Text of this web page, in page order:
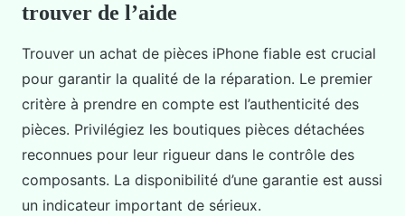
trouver de l’aide
Trouver un achat de pièces iPhone fiable est crucial
pour garantir la qualité de la réparation. Le premier
critère à prendre en compte est l’authenticité des
pièces. Privilégiez les boutiques pièces détachées
reconnues pour leur rigueur dans le contrôle des
composants. La disponibilité d’une garantie est aussi
un indicateur important de sérieux.